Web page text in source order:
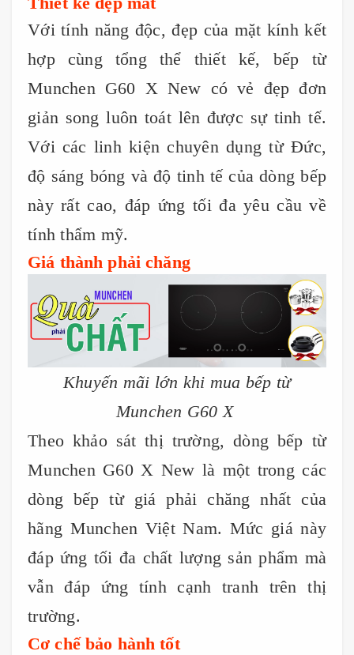
Với tính năng độc, đẹp của mặt kính kết
hợp cùng tổng thể thiết kế, bếp từ
Munchen G60 X New có vẻ đẹp đơn
giản song luôn toát lên được sự tinh tế.
Với các linh kiện chuyên dụng từ Đức,
độ sáng bóng và độ tinh tế của dòng bếp
này rất cao, đáp ứng tối đa yêu cầu về
tính thẩm mỹ.
Giá thành phải chăng
Khuyến mãi lớn khi mua bếp từ
Munchen G60 X
Theo khảo sát thị trường, dòng bếp từ
Munchen G60 X New là một trong các
dòng bếp từ giá phải chăng nhất của
hãng Munchen Việt Nam. Mức giá này
đáp ứng tối đa chất lượng sản phẩm mà
vẫn đáp ứng tính cạnh tranh trên thị
trường.
Cơ chế bảo hành tốt